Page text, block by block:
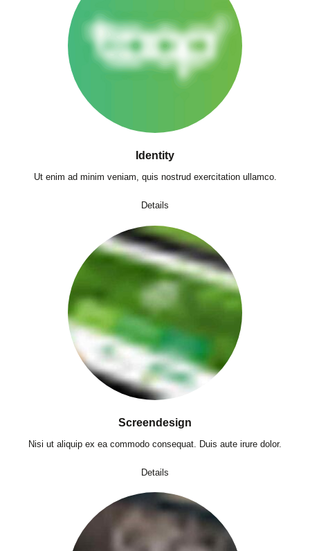
Identity
Ut enim ad minim veniam, quis nostrud exercitation ullamco.
Details
Screendesign
Nisi ut aliquip ex ea commodo consequat. Duis aute irure dolor.
Details